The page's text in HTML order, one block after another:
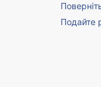
Подайте